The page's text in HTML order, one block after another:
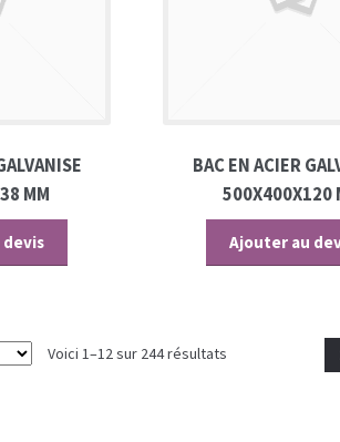
MM
BAC EN ACIER
500X400X120
Ajouter au
Voici 1–12 sur 244 résultats